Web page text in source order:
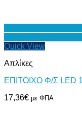
Quick View
Απλίκες
ΕΠΙΤΟΙΧΟ Φ/Σ LED
17,36€ με ΦΠΑ